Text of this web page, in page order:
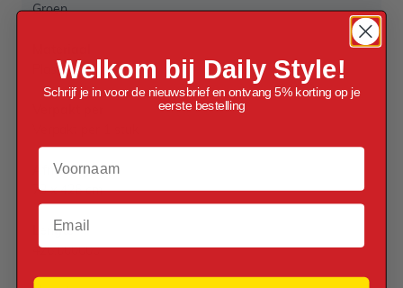
Groen
Plastic
Afmetingen
73 x 426 cm
Lengte
426.000000
Welkom bij Daily Style!
Schrijf je in voor de nieuwsbrief en ontvang 5% korting op je
eerste bestelling
Voornaam
Email